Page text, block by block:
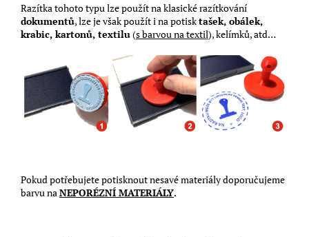
Razítka tohoto typu lze použít na klasické razítkování
dokumentů, lze je však použít i na potisktašek, obálek,
krabic, kartonů, textilu(s barvou na textil), kelímků, atd…
Pokud potřebujete potisknout nesavé materiály doporučujeme
barvu naNEPORÉZNÍ MATERIÁLY.